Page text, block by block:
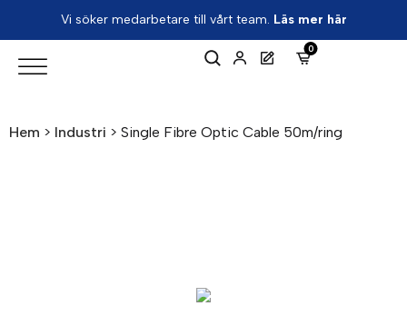
Vi söker medarbetare till vårt team. Läs mer här
0
Hem > Industri > Single Fibre Optic Cable 50m/ring